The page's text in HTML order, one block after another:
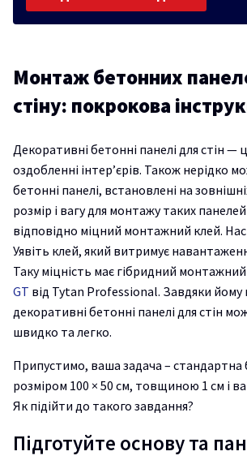
Монтаж бетонних
стіну: покрокова
Декоративні бетонні панелі для стін —
оздобленні інтер’єрів. Також нерідко
бетонні панелі, встановлені на
розмір і вагу для монтажу таких
відповідно міцний монтажний клей.
Уявіть клей, який витримує
Таку міцність має гібридний
GT від Tytan Professional. Завдяки йому
декоративні бетонні панелі для стін
швидко та легко.
Припустимо, ваша задача – стандартна
розміром 100 × 50 см, товщиною 1 см і
Як підійти до такого завдання?
Підготуйте основу та